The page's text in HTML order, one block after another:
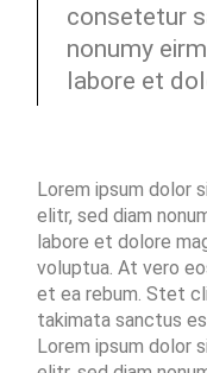
consetetur
nonumy
labore et
Lorem ipsum dolor
elitr, sed diam
labore et dolore
voluptua. At vero
et ea rebum. Stet
takimata sanctus
Lorem ipsum dolor